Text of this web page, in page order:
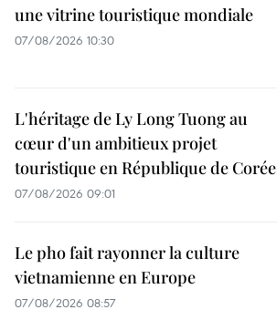
une vitrine touristique mondiale
07/08/2026 10:30
L'héritage de Ly Long Tuong au
cœur d'un ambitieux projet
touristique en République de Corée
07/08/2026 09:01
Le pho fait rayonner la culture
vietnamienne en Europe
07/08/2026 08:57